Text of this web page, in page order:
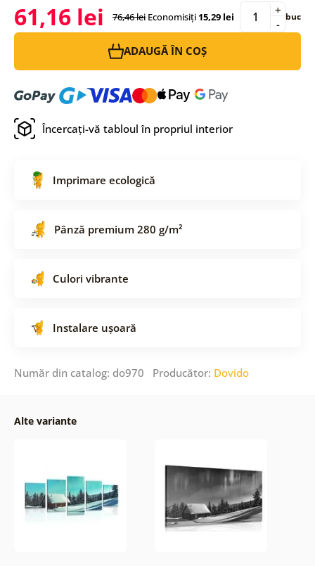
61,16 lei 76,46 lei Economisiți15,29 lei -
+ buc
ADAUGĂ ÎN COȘ
Încercați-vă tabloul în propriul interior
Imprimare ecologică
Pânză premium 280 g/m²
Culori vibrante
Instalare ușoară
Număr din catalog: do970 Producător: Dovido
Alte variante